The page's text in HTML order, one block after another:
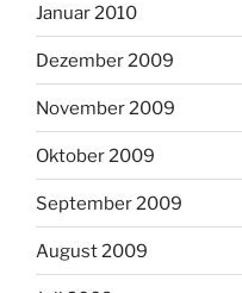
Januar 2010
Dezember 2009
November 2009
Oktober 2009
September 2009
August 2009